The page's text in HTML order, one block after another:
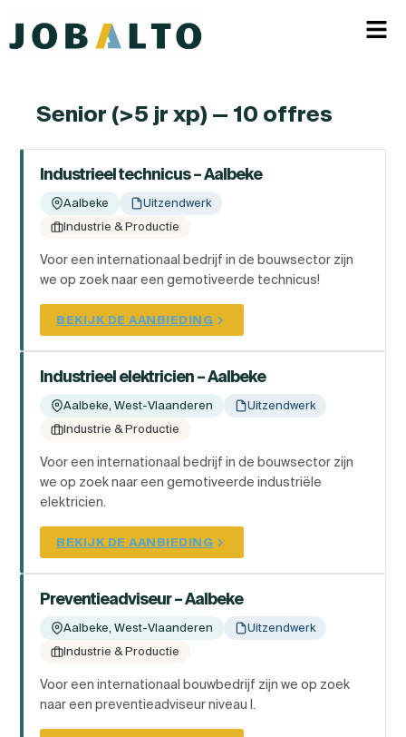
Senior (>5 jr xp) — 10 offres
Industrieel technicus – Aalbeke
Aalbeke
Uitzendwerk
Industrie & Productie
Voor een internationaal bedrijf in de bouwsector zijn
we op zoek naar een gemotiveerde technicus!
BEKIJK DE AANBIEDING
Industrieel elektricien – Aalbeke
Aalbeke, West-Vlaanderen
Uitzendwerk
Industrie & Productie
Voor een internationaal bedrijf in de bouwsector zijn
we op zoek naar een gemotiveerde industriële
elektricien.
BEKIJK DE AANBIEDING
Preventieadviseur – Aalbeke
Aalbeke, West-Vlaanderen
Uitzendwerk
Industrie & Productie
Voor een internationaal bouwbedrijf zijn we op zoek
naar een preventieadviseur niveau I.